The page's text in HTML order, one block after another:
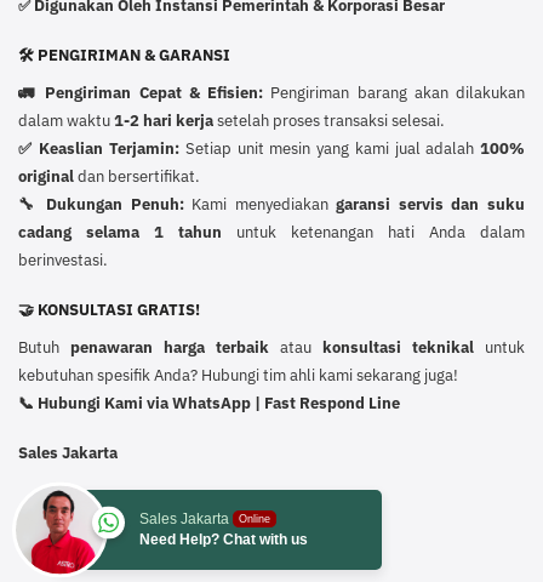
✅ Digunakan Oleh Instansi Pemerintah & Korporasi Besar
🛠️ PENGIRIMAN & GARANSI
🚛 Pengiriman Cepat & Efisien: Pengiriman barang akan dilakukan
dalam waktu1-2 hari kerjasetelah proses transaksi selesai.
✅ Keaslian Terjamin: Setiap unit mesin yang kami jual adalah100%
originaldan bersertifikat.
🔧 Dukungan Penuh:Kami menyediakangaransi servis dan suku
cadang selama 1 tahun untuk ketenangan hati Anda dalam
berinvestasi.
🤝 KONSULTASI GRATIS!
Butuh penawaran harga terbaik atau konsultasi teknikal untuk
kebutuhan spesifik Anda? Hubungi tim ahli kami sekarang juga!
📞 Hubungi Kami via WhatsApp | Fast Respond Line
Sales Jakarta
Sales Jakarta Online
Need Help? Chat with us